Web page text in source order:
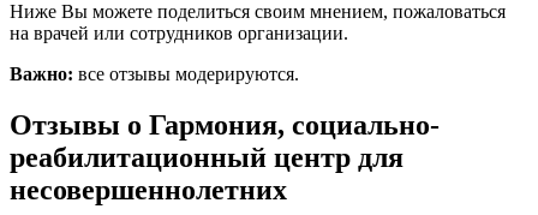
Ниже Вы можете поделиться своим мнением, пожаловаться
на врачей или сотрудников организации.
Важно: все отзывы модерируются.
Отзывы о Гармония, социально-
реабилитационный центр для
несовершеннолетних